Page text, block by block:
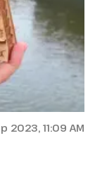
2023, 11:09 AM